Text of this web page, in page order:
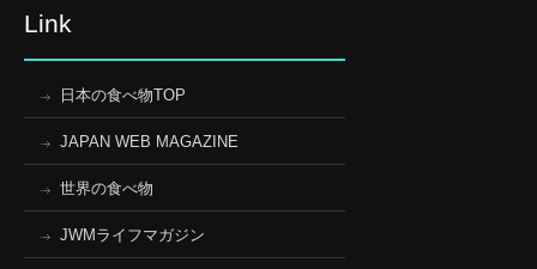
Link
日本の食べ物TOP
JAPAN WEB MAGAZINE
世界の食べ物
JWMライフマガジン